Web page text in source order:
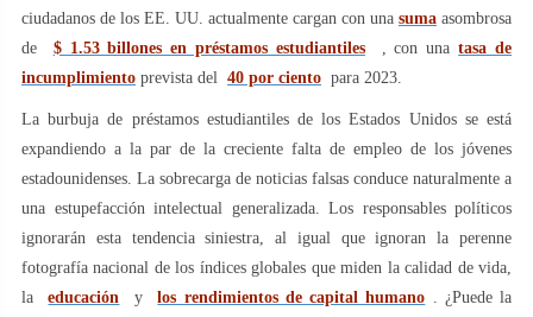
ciudadanos de los EE. UU. actualmente cargan con una suma asombrosa
de $ 1.53 billones en préstamos estudiantiles, con unatasa de
incumplimiento prevista del 40 por ciento para 2023.
La burbuja de préstamos estudiantiles de los Estados Unidos se está
expandiendo a la par de la creciente falta de empleo de los jóvenes
estadounidenses. La sobrecarga de noticias falsas conduce naturalmente a
una estupefacción intelectual generalizada. Los responsables políticos
ignorarán esta tendencia siniestra, al igual que ignoran la perenne
fotografía nacional de los índices globales que miden la calidad de vida,
laeducación ylos rendimientos de capital humano . ¿Puede la